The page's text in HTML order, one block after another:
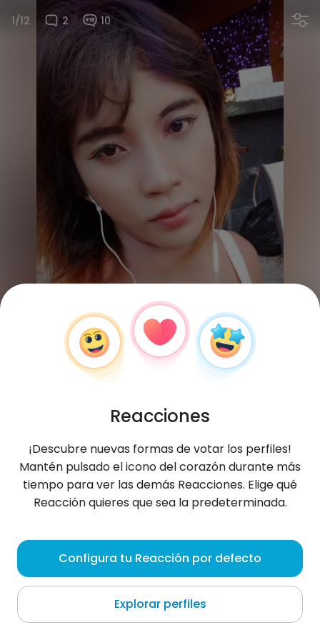
1/12 2 10
minnyjuer , 35
Rawai
Sobre mí
Reacciones
¡Descubre nuevas formas de votar los perfiles!
Mantén pulsado el icono del corazón durante más
tiempo para ver las demás Reacciones. Elige qué
Reacción quieres que sea la predeterminada.
Configura tu Reacción por defecto
Explorar perfiles